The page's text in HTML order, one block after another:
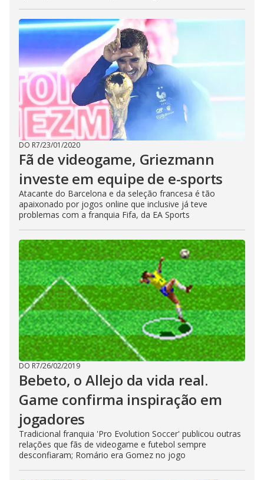
DO R7/23/01/2020
Fã de videogame, Griezmann
investe em equipe de e-sports
Atacante do Barcelona e da seleção francesa é tão
apaixonado por jogos online que inclusive já teve
problemas com a franquia Fifa, da EA Sports
DO R7/26/02/2019
Bebeto, o Allejo da vida real.
Game confirma inspiração em
jogadores
Tradicional franquia 'Pro Evolution Soccer' publicou outras
relações que fãs de videogame e futebol sempre
desconfiaram; Romário era Gomez no jogo